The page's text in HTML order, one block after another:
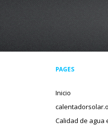
PAGES
Inicio
Calidad de agua